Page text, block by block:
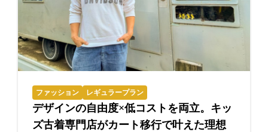
ファッション レギュラープラン
デザインの自由度×低コストを両立。キッ
ズ古着専門店がカート移行で叶えた理想